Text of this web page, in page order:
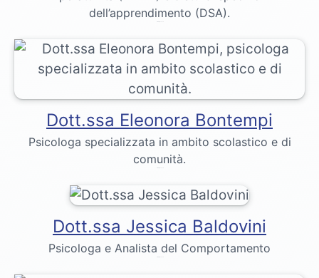
dell’apprendimento (DSA).
Dott.ssa Eleonora Bontempi
Psicologa specializzata in ambito scolastico e di
comunità.
Dott.ssa Jessica Baldovini
Psicologa e Analista del Comportamento